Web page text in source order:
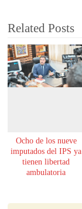
Related Posts
Ocho de los nueve
imputados del IPS ya
tienen libertad
ambulatoria